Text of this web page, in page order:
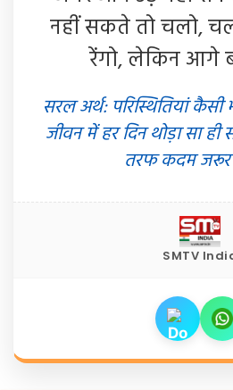
नहीं सकते तो चलो,
रेंगो, लेकिन आगे
सरल अर्थ: परिस्थितियां कैसी
जीवन में हर दिन थोड़ा सा
तरफ कदम जरूर
SMTV